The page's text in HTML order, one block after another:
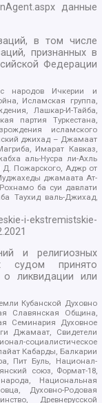
данные
в том числе
признанных в
Федерации
народов Ичкерии и
Исламская группа,
Лашкар-И-Тайба,
партия Туркестана,
исламского
джихад – Джамаат
Имарат Кавказ,
аль-Нусра ли-Ахль
Пожарского, Аджр от
джамаата Ат-
ба суи давлати
Таухид валь-Джихад,
i-ekstremistskie-
и религиозных
судом принято
ликвидации или
Кубанской Духовно
Славянская Община,
Семинария Духовное
Джамаат, Свидетели
социалистическое
Кабарды, Балкарии
Пит Буль, Национал-
союз, Формат-18,
Национальная
Духовно-Родовая
Древнерусской